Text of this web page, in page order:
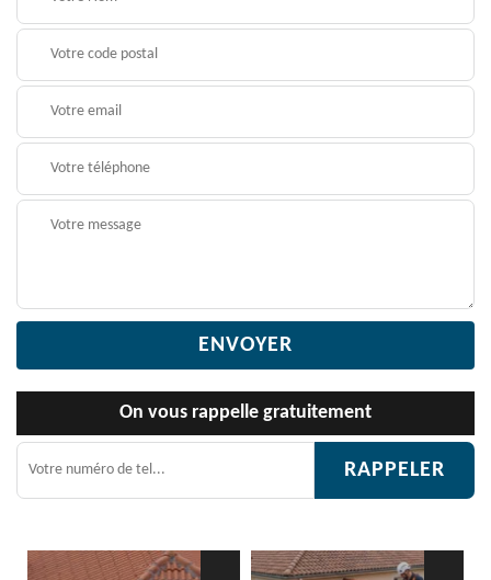
On vous rappelle gratuitement